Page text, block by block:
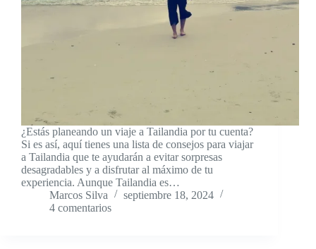
¿Estás planeando un viaje a Tailandia por tu cuenta?
Si es así, aquí tienes una lista de consejos para viajar
a Tailandia que te ayudarán a evitar sorpresas
desagradables y a disfrutar al máximo de tu
experiencia. Aunque Tailandia es…
Marcos Silva
septiembre 18, 2024
4 comentarios